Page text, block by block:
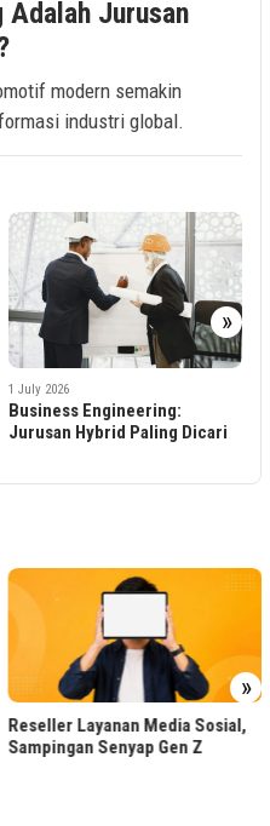
Jurusan
modern semakin
industri global.
»
1 July 2026
Business Engineering:
Jurusan Hybrid Paling Dicari
»
Reseller Layanan Media Sosial,
Sampingan Senyap Gen Z